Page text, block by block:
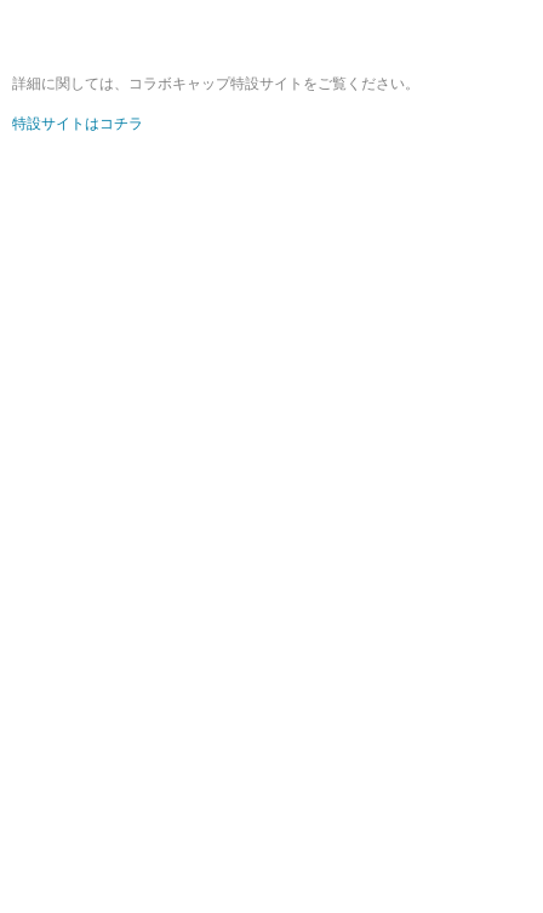
詳細に関しては、コラボキャップ特設サイトをご覧ください。
特設サイトはコチラ